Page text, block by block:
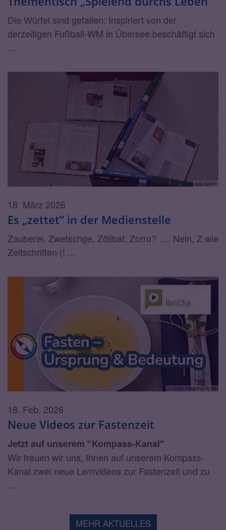
Die Würfel sind gefallen: Inspiriert von der
derzeitigen Fußball-WM in Übersee beschäftigt sich
...
© KI Aachen
Es „zettet“ in der Medienstelle
18. März 2026
Zauberei, Zwetschge, Zölibat, Zorro? …. Nein, Z wie
Zeitschriften (! ...
© Quelle: Youtube/KI Aachen
Neue Videos zur Fastenzeit
18. Feb. 2026
Jetzt auf unserem "Kompass-Kanal"
Wir freuen wir uns, Ihnen auf unserem Kompass-
Kanal zwei neue Lernvideos zur Fastenzeit und zu
...
MEHR AKTUELLES